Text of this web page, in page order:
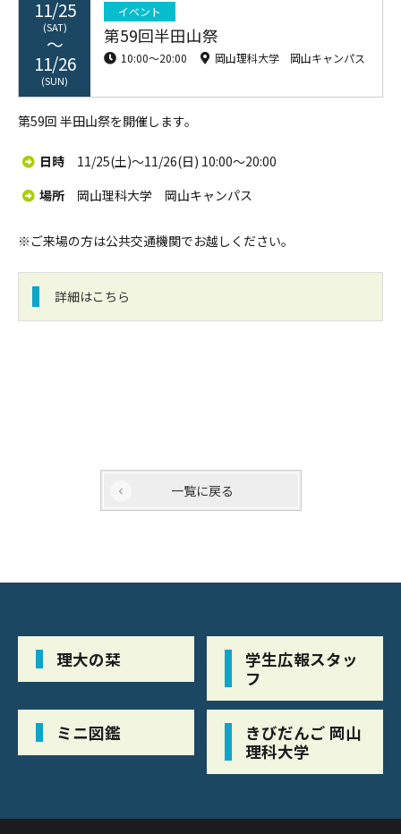
11/25
(SAT)
11/26
(SUN)
イベント
第59回半田山祭
10:00〜20:00 岡山理科大学 岡山キャンパス
第59回 半田山祭を開催します。
日時 11/25(土)～11/26(日) 10:00～20:00
場所 岡山理科大学 岡山キャンパス
※ご来場の方は公共交通機関でお越しください。
詳細はこちら
一覧に戻る
理大の栞
学生広報スタッ
フ
ミニ図鑑
きびだんご 岡山
理科大学